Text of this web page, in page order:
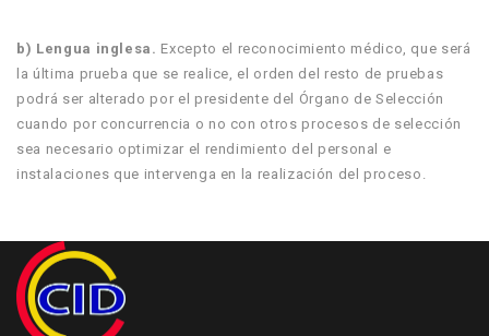
b) Lengua inglesa. Excepto el reconocimiento médico, que será
la última prueba que se realice, el orden del resto de pruebas
podrá ser alterado por el presidente del Órgano de Selección
cuando por concurrencia o no con otros procesos de selección
sea necesario optimizar el rendimiento del personal e
instalaciones que intervenga en la realización del proceso.